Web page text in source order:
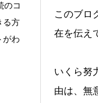
のコ
る方
がわ
このブロ
在を伝え
いくら努
由は、無